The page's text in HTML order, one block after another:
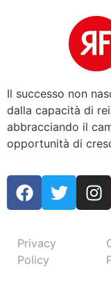
Il successo non
dalla capacità di
abbracciando il
opportunità di
Privacy
Policy